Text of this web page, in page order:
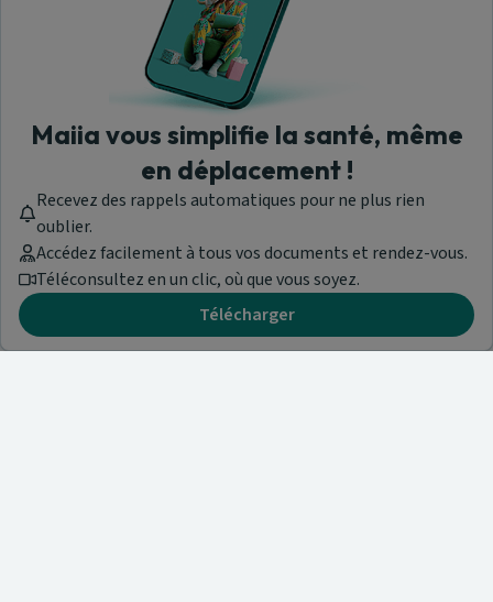
Maiia vous simplifie la santé, même
en déplacement !
Recevez des rappels automatiques pour ne plus rien
oublier.
Accédez facilement à tous vos documents et rendez-vous.
Téléconsultez en un clic, où que vous soyez.
Télécharger